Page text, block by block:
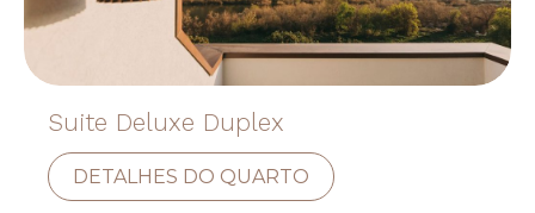
Suite Deluxe Duplex
DETALHES DO QUARTO